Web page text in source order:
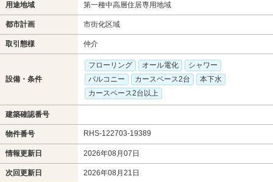
用途地域 第一種中高層住居専用地域
都市計画 市街化区域
取引態様 仲介
設備・条件
フローリング オール電化
シャワー
バルコニー
カースペース2台
本下水
カースペース2台以上
建築確認番号
物件番号 RHS-122703-19389
情報更新日 2026年08月07日
次回更新日 2026年08月21日